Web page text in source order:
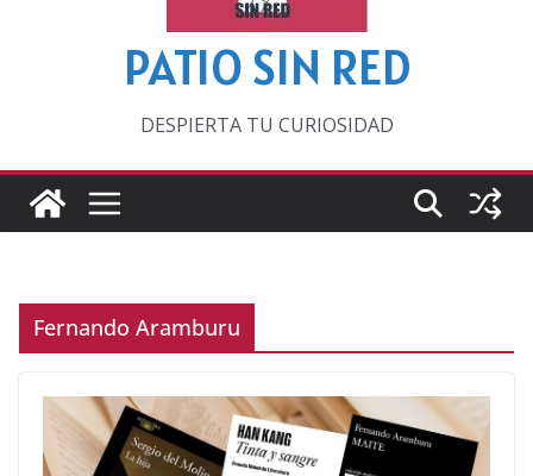
PATIO SIN RED
DESPIERTA TU CURIOSIDAD
Fernando Aramburu